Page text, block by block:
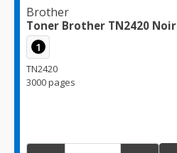
Brother
Toner Brother TN2420 Noir
1
TN2420
3000 pages